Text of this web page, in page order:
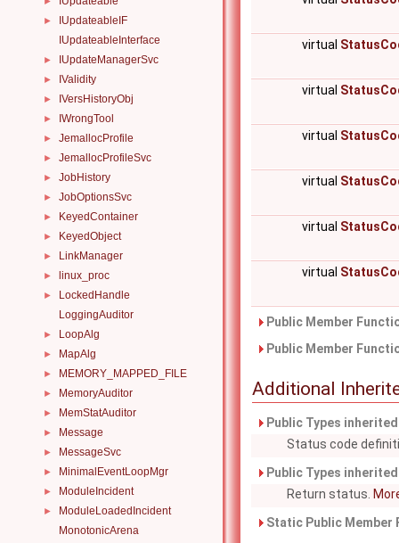
►
IUpdateableIF
IUpdateableInterface
► IUpdateManagerSvc
► IValidity
► IVersHistoryObj
► IWrongTool
► JemallocProfile
► JemallocProfileSvc
► JobHistory
► JobOptionsSvc
► KeyedContainer
► KeyedObject
► LinkManager
► linux_proc
►
LockedHandle
LoggingAuditor
► LoopAlg
► MapAlg
► MEMORY_MAPPED_FILE
► MemoryAuditor
► MemStatAuditor
► Message
► MessageSvc
► MinimalEventLoopMgr
► ModuleIncident
►
ModuleLoadedIncident
MonotonicArena
virtual
virtual
virtual
virtual
virtual
virtual
Public Member
Public Member
Additional
Public Types
Status code
Public Types
Return status.
Static Public